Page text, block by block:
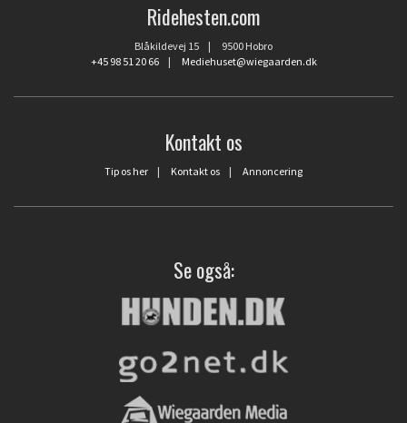
Ridehesten.com
Blåkildevej 15 | 9500 Hobro
+45 98 51 20 66| Mediehuset@wiegaarden.dk
Kontakt os
Tip os her | Kontakt os | Annoncering
Se også: